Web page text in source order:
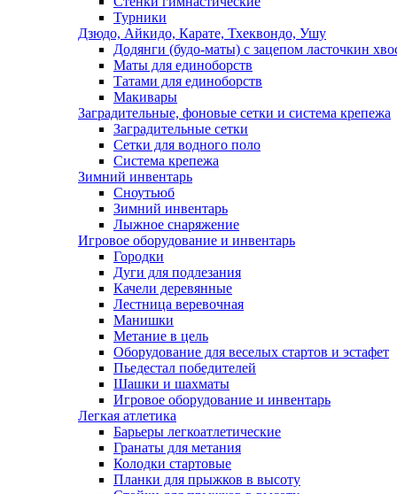
Турники
Дзюдо, Айкидо, Карате, Тхеквондо, Ушу
Додянги (будо-маты) с зацепом ласточкин
Маты для единоборств
Татами для единоборств
Макивары
Заградительные, фоновые сетки и система крепежа
Заградительные сетки
Сетки для водного поло
Система крепежа
Зимний инвентарь
Сноутьюб
Зимний инвентарь
Лыжное снаряжение
Игровое оборудование и инвентарь
Городки
Дуги для подлезания
Качели деревянные
Лестница веревочная
Манишки
Метание в цель
Оборудование для веселых стартов и эстафет
Пьедестал победителей
Шашки и шахматы
Игровое оборудование и инвентарь
Легкая атлетика
Барьеры легкоатлетические
Гранаты для метания
Колодки стартовые
Планки для прыжков в высоту